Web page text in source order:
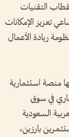
التقنيات
تعزيز الإمكانات
ريادة الأعمال
منصة استثمارية
في سوق
السعودية
بارزين،